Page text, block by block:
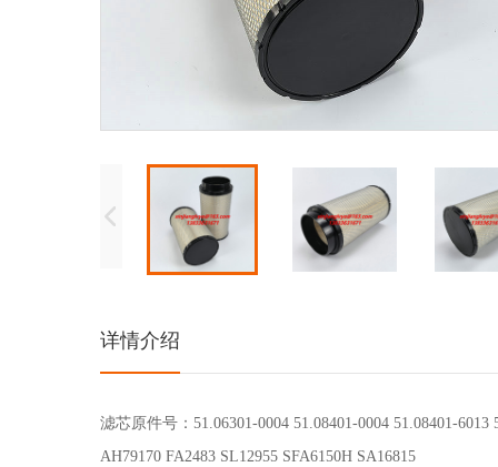
详情介绍
滤芯原件号：51.06301-0004 51.08401-0004 51.08401-6013
AH79170 FA2483 SL12955 SFA6150H SA16815